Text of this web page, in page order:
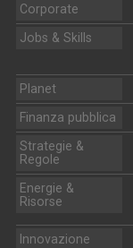
Corporate
Jobs & Skills
Planet
Finanza pubblica
Strategie &
Regole
Energie &
Risorse
Innovazione